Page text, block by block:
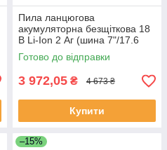
Пила ланцюгова
акумуляторна безщіткова 18
В Li-Ion 2 Аг (шина 7"/17.6
см) 31 ланка Yato YT-828133
Готово до відправки
3 972,05 ₴ 4 673 ₴
Купити
–15%